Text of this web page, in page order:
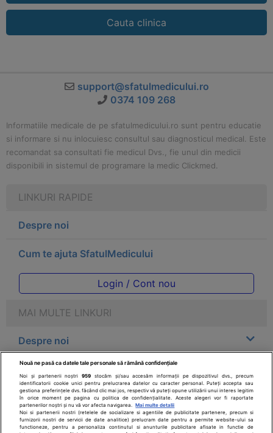
Cauta clinica
support@sfatulmedicului.ro
0374 109 268
Informatiile medicale de pe sfatulmedicului.ro sunt pentru educatie
si informare si nu inlocuiesc consultul sau diagnosticul medical. Este
recomandat sa consultati fie medicul Dvs., fie unul din medicii
disponibili in sistemul de programare la medic Clickmed.
LINKURI RAPIDE
Despre noi
Cum te ajuta SfatulMedicului
Login / Cont nou
MAI MULTE LINKURI
Despre noi
Legal
Drepturile consumatorului
Parteneri
Nouă ne pasă ca datele tale personale să rămână confidențiale
Noi și partenerii noștri959 stocăm și/sau accesăm informații pe dispozitivul dvs., precum
identificatorii cookie unici pentru prelucrarea datelor cu caracter personal. Puteți accepta sau
gestiona preferințele dvs. făcând clic mai jos, respectiv vă puteți opune utilizării unui interes legitim
în orice moment pe pagina cu politica de confidențialitate. Aceste alegeri vor fi raportate
partenerilor noștri și nu vă vor afecta navigarea.
Mai multe detalii
Noi si partenerii nostri (retelele de socializare si agentiile de publicitate partenere, precum si
furnizorii nostri de servicii de date analitice) prelucram date pentru a permite website-ului sa
functioneze, pentru a personaliza continutul si anunturile publicitare afisate in functie de